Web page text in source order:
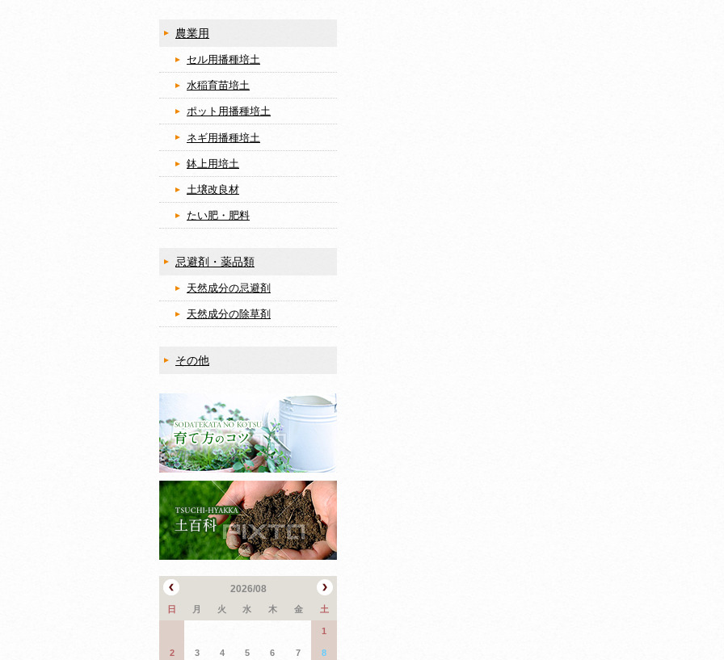
農業用
セル用播種培土
水稲育苗培土
ポット用播種培土
ネギ用播種培土
鉢上用培土
土壌改良材
たい肥・肥料
忌避剤・薬品類
天然成分の忌避剤
天然成分の除草剤
その他
2026/08
日 月 火 水 木 金 土
1
2 3 4 5 6 7 8